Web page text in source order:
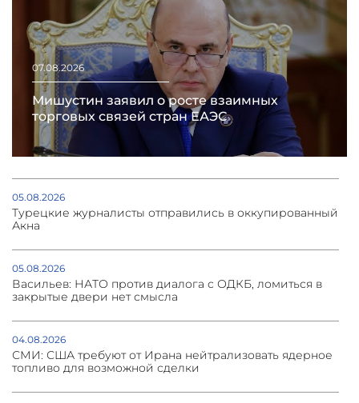
07.08.2026
Мишустин заявил о росте взаимных
торговых связей стран ЕАЭС
05.08.2026
Турецкие журналисты отправились в оккупированный
Акна
05.08.2026
Васильев: НАТО против диалога с ОДКБ, ломиться в
закрытые двери нет смысла
04.08.2026
СМИ: США требуют от Ирана нейтрализовать ядерное
топливо для возможной сделки